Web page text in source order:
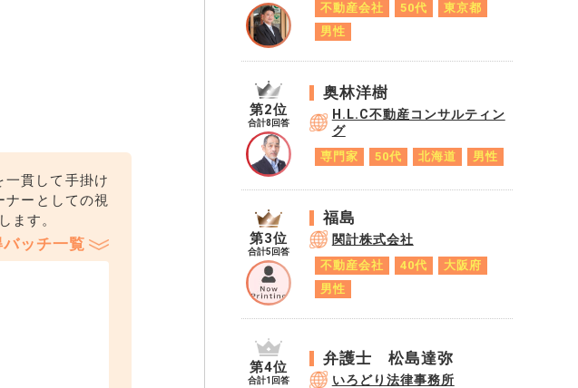
貫して手掛け
ナーとしての視
ます。
ッチ一覧
不動産会社 50代
東京都
男性
第2位
合計8回答
奥林洋樹
H.L.C不動産コンサルティン
グ
専門家 50代 北海道 男性
第3位
合計5回答
福島
関計株式会社
不動産会社 40代
大阪府
男性
第4位
合計1回答
弁護士 松島達弥
いろどり法律事務所